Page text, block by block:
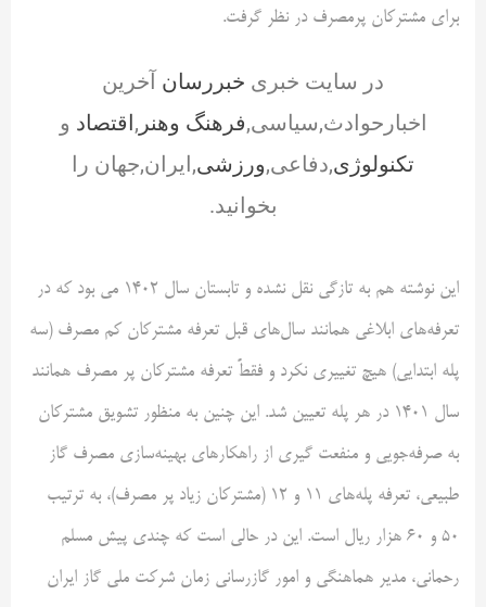
برای مشترکان پرمصرف در نظر گرفت.
در سایت خبری خبررسان آخرین
اخبارحوادث,سیاسی,فرهنگ وهنر ,اقتصاد و
تکنولوژی,دفاعی,ورزشی,ایران,جهان را
بخوانید.
این نوشته هم به تازگی نقل نشده و تابستان سال ۱۴۰۲ می بود که در
تعرفه‌های ابلاغی همانند سال‌های قبل تعرفه مشترکان کم مصرف (سه
پله ابتدایی) هیچ تغییری نکرد و فقطً تعرفه مشترکان پر مصرف همانند
سال ۱۴۰۱ در هر پله تعیین شد. این چنین به منظور تشویق مشترکان
به صرفه‌جویی و منفعت گیری از راهکارهای بهینه‌سازی مصرف گاز
طبیعی، تعرفه پله‌های ۱۱ و ۱۲ (مشترکان زیاد پر مصرف)، به ترتیب
۵۰ و ۶۰ هزار ریال است. این در حالی است که چندی پیش مسلم
رحمانی، مدیر هماهنگی و امور گازرسانی زمان شرکت ملی گاز ایران